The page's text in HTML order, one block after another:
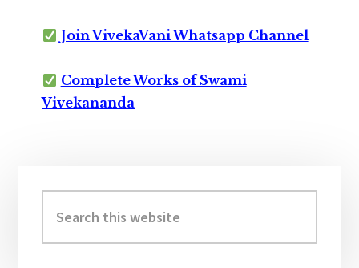
Join VivekaVani Whatsapp Channel
Complete Works of Swami
Vivekananda
Sidebar
this
website